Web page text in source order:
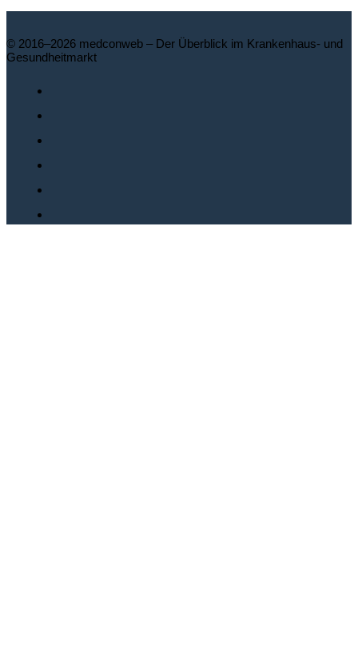
© 2016–2026 medconweb – Der Überblick im Krankenhaus- und
Gesundheitmarkt